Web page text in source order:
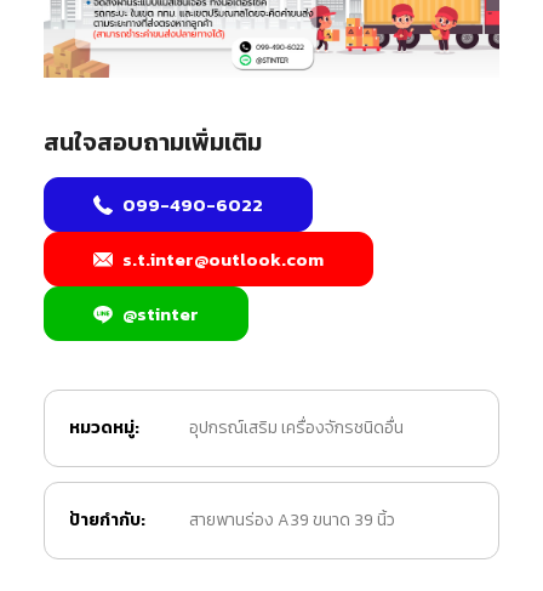
สนใจสอบถามเพิ่มเติม
099-490-6022
s.t.inter@outlook.com
@stinter
หมวดหมู่: อุปกรณ์เสริม เครื่องจักรชนิดอื่น
ป้ายกำกับ: สายพานร่อง A39 ขนาด 39 นิ้ว